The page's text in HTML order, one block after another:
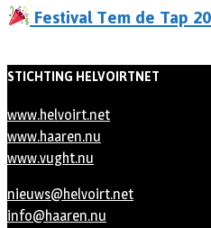
Festival Tem de Tap
STICHTING HELVOIRTNET
www.helvoirt.net
www.haaren.nu
www.vught.nu
nieuws@helvoirt.net
info@haaren.nu